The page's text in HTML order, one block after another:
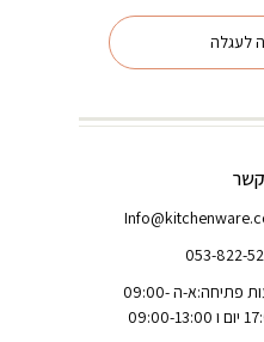
לעגלה
קשר
053-822-
שעות פתיחה:א-ה 09:00-
13:00